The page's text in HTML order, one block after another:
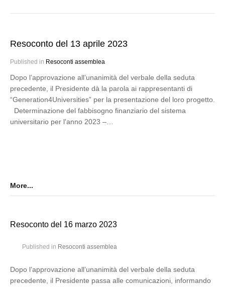
Resoconto del 13 aprile 2023
Published in Resoconti assemblea
Dopo l’approvazione all’unanimità del verbale della seduta
precedente, il Presidente dà la parola ai rappresentanti di
“Generation4Universities” per la presentazione del loro progetto.
Determinazione del fabbisogno finanziario del sistema
universitario per l'anno 2023 –…
More...
Resoconto del 16 marzo 2023
Published in Resoconti assemblea
Dopo l’approvazione all’unanimità del verbale della seduta
precedente, il Presidente passa alle comunicazioni, informando